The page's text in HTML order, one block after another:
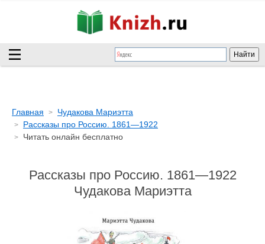
Главная
Чудакова Мариэтта
Рассказы про Россию. 1861—1922
Читать онлайн бесплатно
Рассказы про Россию. 1861—1922
Чудакова Мариэтта